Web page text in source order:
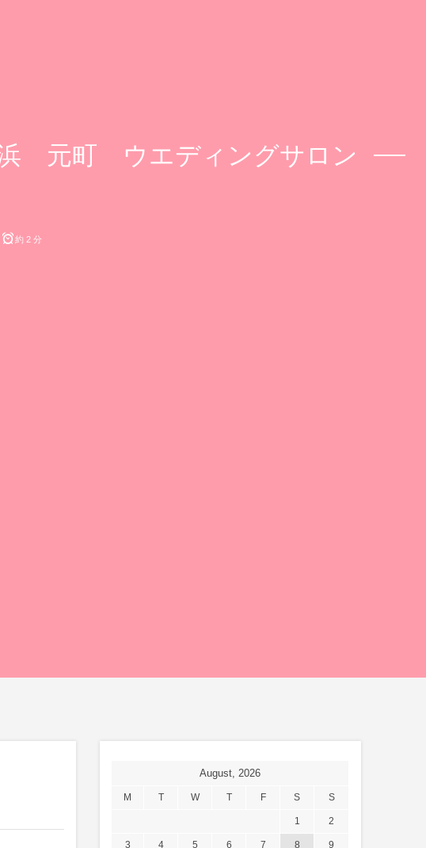
浜 元町 ウエディングサロン
約 2 分
August, 2026
M T W T F S S
1 2
3 4 5 6 7 8 9